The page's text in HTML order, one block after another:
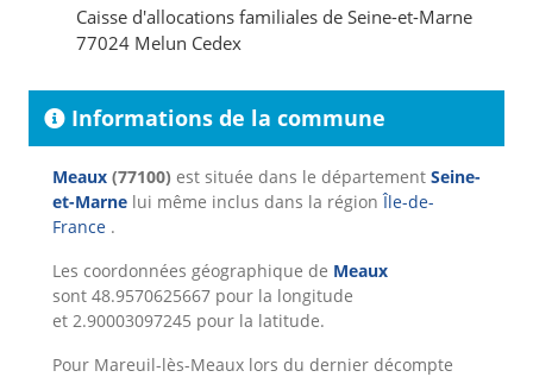
Caisse d'allocations familiales de Seine-et-Marne
77024 Melun Cedex
Informations de la commune
Meaux (77100) est située dans le département Seine-
et-Marne lui même inclus dans la régionÎle-de-
France .
Les coordonnées géographique de Meaux
sont 48.9570625667 pour la longitude
et 2.90003097245 pour la latitude.
Pour Mareuil-lès-Meaux lors du dernier décompte